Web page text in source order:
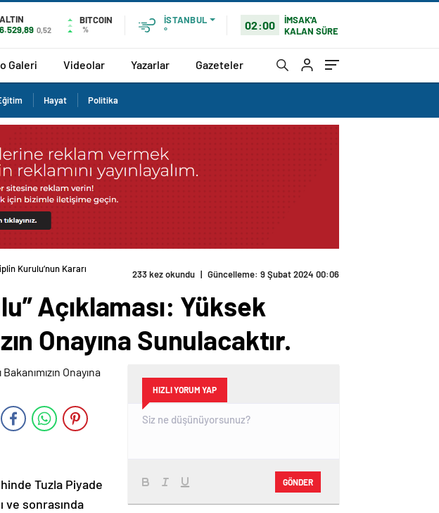
ALTIN
6.529,89 0,52
BITCOIN
%
İSTANBUL
°
02:00
İMSAK'A
KALAN SÜRE
Galeri Videolar Yazarlar Gazeteler
Hayat Politika
Kurulu’nun Kararı
233 kez okundu | Güncelleme: 9 Şubat 2024 00:06
Açıklaması: Yüksek
Onayına Sunulacaktır.
Tuzla Piyade
ve sonrasında
HIZLI YORUM YAP
GÖNDER